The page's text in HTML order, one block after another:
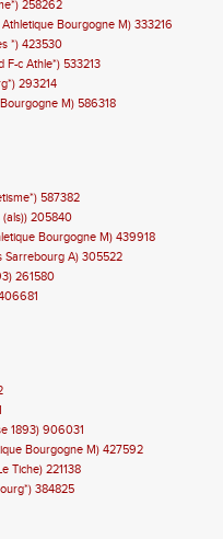
258262
Bourgogne M) 333216
*) 423530
F-c Athle*) 533213
293214
M) 586318
587382
(als)) 205840
Bourgogne M) 439918
Sarrebourg A) 305522
261580
1893) 906031
Bourgogne M) 427592
Tiche) 221138
384825